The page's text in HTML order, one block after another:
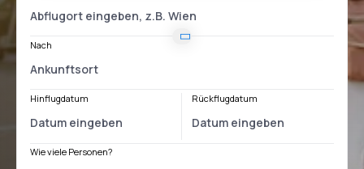
Nach
Hinflugdatum Rückflugdatum
Wie viele Personen?